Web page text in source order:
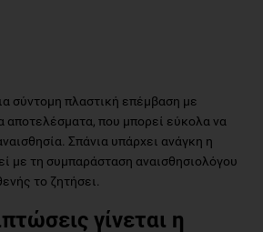
σύντομη πλαστική επέμβαση με
αποτελέσματα, που μπορεί εύκολα να
Σπάνια υπάρχει ανάγκη η
με τη συμπαράσταση αναισθησιολόγου
το ζητήσει.
γίνεται η